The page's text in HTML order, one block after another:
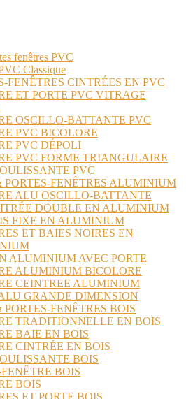
fenêtres PVC
Classique
FENÊTRES CINTRÉES EN PVC
ET PORTE PVC VITRAGE
OSCILLO-BATTANTE PVC
PVC BICOLORE
PVC DÉPOLI
PVC FORME TRIANGULAIRE
PVC
PORTES-FENÊTRES ALUMINIUM
ALU OSCILLO-BATTANTE
DOUBLE EN ALUMINIUM
FIXE EN ALUMINIUM
ET BAIES NOIRES EN
ALUMINIUM AVEC PORTE
ALUMINIUM BICOLORE
CEINTREE ALUMINIUM
GRANDE DIMENSION
PORTES-FENÊTRES BOIS
TRADITIONNELLE EN BOIS
BAIE EN BOIS
CINTRÉE EN BOIS
BOIS
BOIS
BOIS